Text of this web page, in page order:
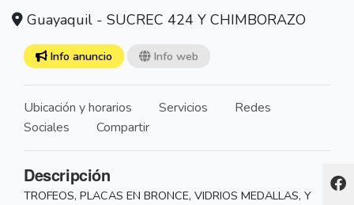
Guayaquil - SUCREC 424 Y CHIMBORAZO
Info anuncio Info web
Ubicación y horarios Servicios
Redes
Sociales
Compartir
Descripción
TROFEOS, PLACAS EN BRONCE, VIDRIOS MEDALLAS, Y